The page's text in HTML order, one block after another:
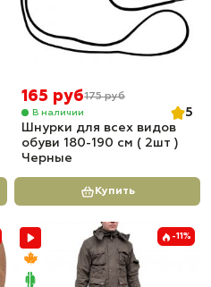
165 руб175 руб
В наличии
5
Шнурки для всех видов
обуви 180-190 см ( 2шт )
Черные
Купить
-11%